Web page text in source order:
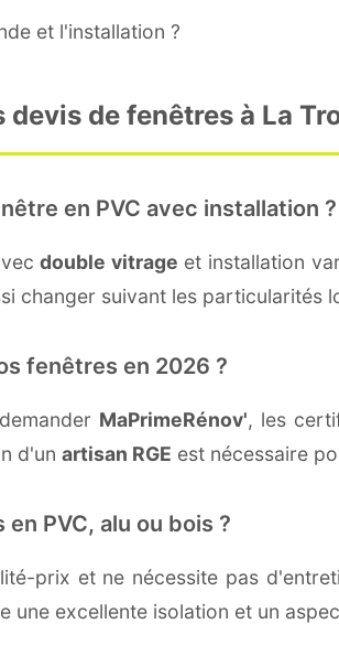
et l'installation ?
de fenêtres à La
en PVC avec installation ?
double vitrage et installation
changer suivant les particularités
fenêtres en 2026 ?
MaPrimeRénov', les
d'un artisan RGE est nécessaire
PVC, alu ou bois ?
prix et ne nécessite pas
une excellente isolation et un